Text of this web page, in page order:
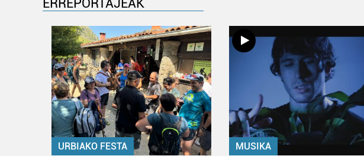
ERREPORTAJEAK
URBIAKO FESTA MUSIKA